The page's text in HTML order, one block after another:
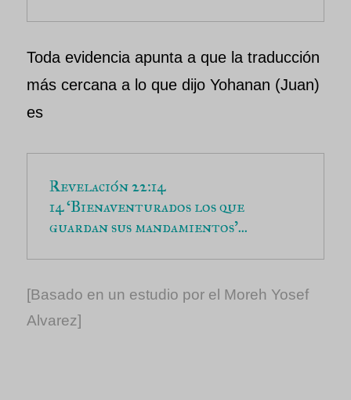
Toda evidencia apunta a que la traducción
más cercana a lo que dijo Yohanan (Juan)
es
Revelación 22:14
14 ‘Bienaventurados los que
guardan sus mandamientos’...
[Basado en un estudio por el Moreh Yosef
Alvarez]